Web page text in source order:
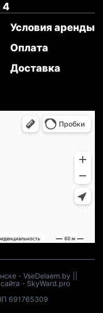
Условия аренды
Оплата
Доставка
4
- VseDelaem.by
- SkyWard.pro
691765309